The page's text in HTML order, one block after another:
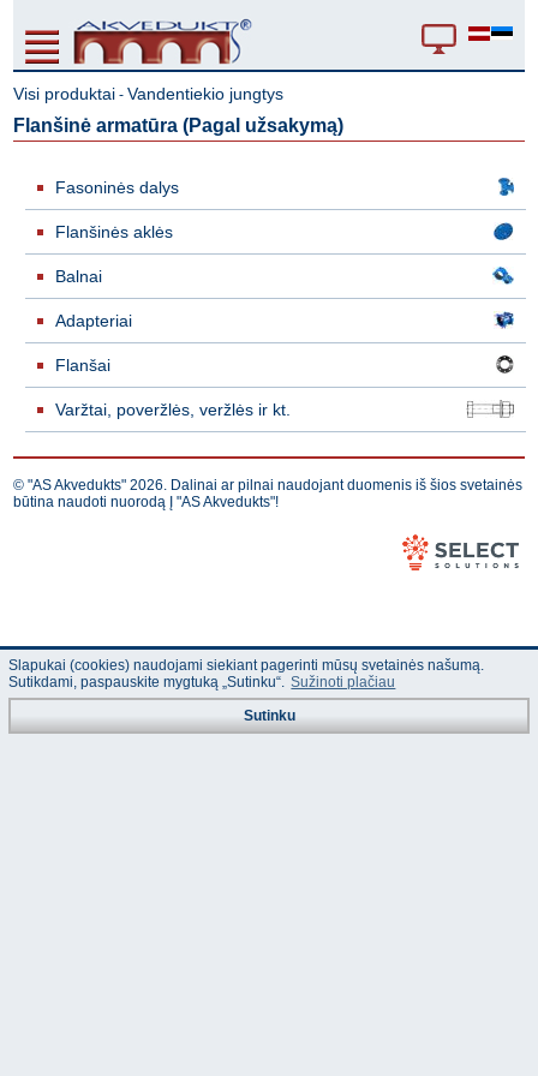
Visi produktai -Vandentiekio jungtys
Flanšinė armatūra (Pagal užsakymą)
Fasoninės dalys
Flanšinės aklės
Balnai
Adapteriai
Flanšai
Varžtai, poveržlės, veržlės ir kt.
© "AS Akvedukts" 2026. Dalinai ar pilnai naudojant duomenis iš šios svetainės
būtina naudoti nuorodą Į "AS Akvedukts"!
Slapukai (cookies) naudojami siekiant pagerinti mūsų svetainės našumą.
Sutikdami, paspauskite mygtuką „Sutinku“. Sužinoti plačiau
Sutinku